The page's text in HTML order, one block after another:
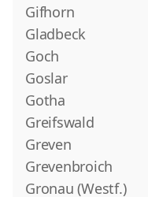
Gifhorn
Gladbeck
Goch
Goslar
Gotha
Greifswald
Greven
Grevenbroich
Gronau (Westf.)